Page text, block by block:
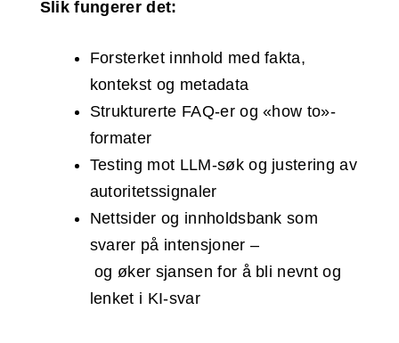
Slik fungerer det:
Forsterket innhold med fakta,
kontekst og metadata
Strukturerte FAQ-er og «how to»-
formater
Testing mot LLM-søk og justering av
autoritetssignaler
Nettsider og innholdsbank som
svarer på intensjoner –
og øker sjansen for å bli nevnt og
lenket i KI-svar